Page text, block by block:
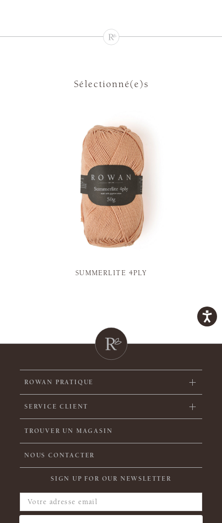
Sélectionné(e)s
SUMMERLITE 4PLY
ROWAN PRATIQUE
SERVICE CLIENT
TROUVER UN MAGASIN
NOUS CONTACTER
SIGN UP FOR OUR NEWSLETTER